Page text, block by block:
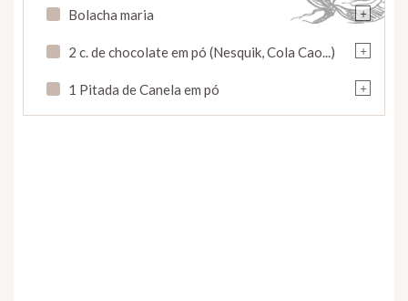
+
Bolacha maria
+
2 c. de chocolate em pó (Nesquik, Cola Cao...)
+
1 Pitada de Canela em pó